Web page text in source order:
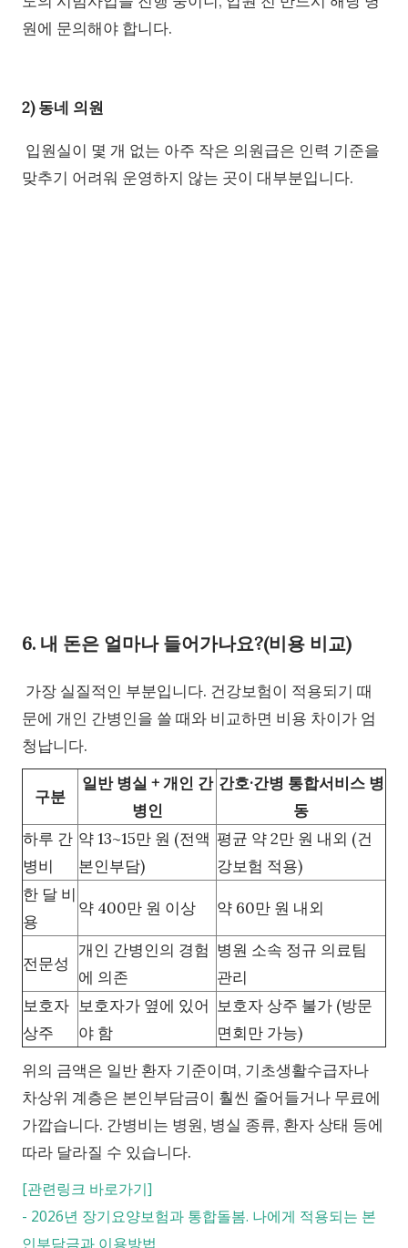
원에 문의해야 합니다.
2) 동네 의원
입원실이 몇 개 없는 아주 작은 의원급은 인력 기준을
맞추기 어려워 운영하지 않는 곳이 대부분입니다.
6. 내 돈은 얼마나 들어가나요?(비용 비교)
가장 실질적인 부분입니다. 건강보험이 적용되기 때
문에 개인 간병인을 쓸 때와 비교하면 비용 차이가 엄
청납니다.
구분
일반 병실 + 개인 간
병인
간호·간병 통합서비스 병
동
하루 간
병비
약 13~15만 원 (전액
본인부담)
평균 약 2만 원 내외 (건
강보험 적용)
한 달 비
용
약 400만 원 이상 약 60만 원 내외
전문성
개인 간병인의 경험
에 의존
병원 소속 정규 의료팀
관리
보호자
상주
보호자가 옆에 있어
야 함
보호자 상주 불가 (방문
면회만 가능)
위의 금액은 일반 환자 기준이며, 기초생활수급자나
차상위 계층은 본인부담금이 훨씬 줄어들거나 무료에
가깝습니다. 간병비는 병원, 병실 종류, 환자 상태 등에
따라 달라질 수 있습니다.
[관련링크 바로가기]
- 2026년 장기요양보험과 통합돌봄. 나에게 적용되는 본
인부담금과 이용방법